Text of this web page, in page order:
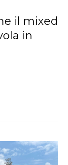
il mixed
in